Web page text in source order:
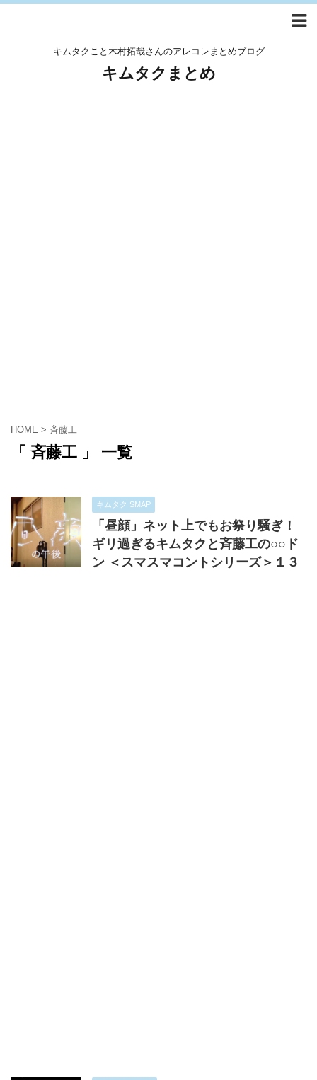
キムタクこと木村拓哉さんのアレコレまとめブログ
キムタクまとめ
HOME > 斉藤工
「 斉藤工 」 一覧
キムタク SMAP
「昼顔」ネット上でもお祭り騒ぎ！
ギリ過ぎるキムタクと斉藤工の○○ド
ン ＜スマスマコントシリーズ＞１３